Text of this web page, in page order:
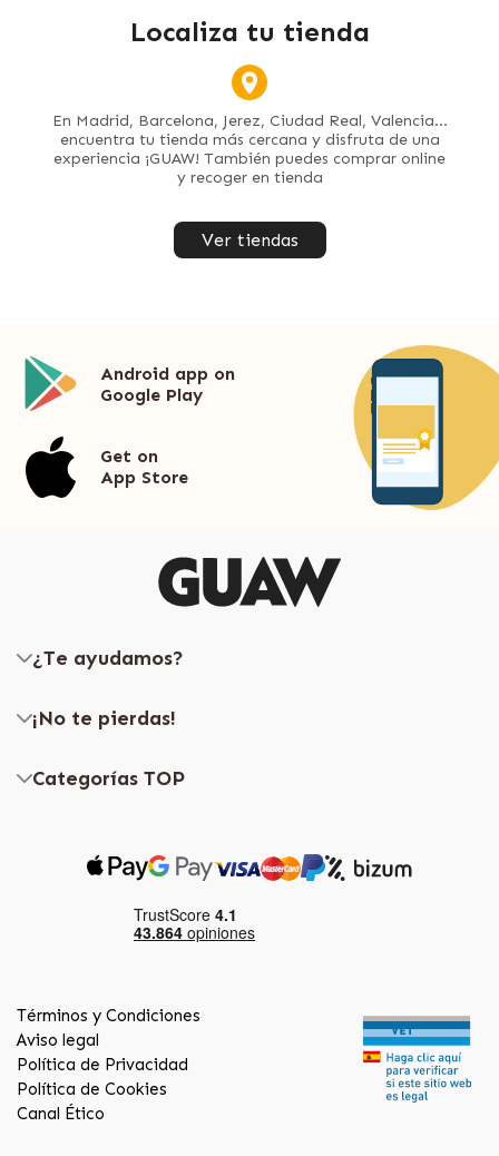
Localiza tu tienda
En Madrid, Barcelona, Jerez, Ciudad Real, Valencia...
encuentra tu tienda más cercana y disfruta de una
experiencia ¡GUAW! También puedes comprar online
y recoger en tienda
Ver tiendas
Android app on
Google Play
Get on
App Store
¿Te ayudamos?
¡No te pierdas!
Categorías TOP
Términos y Condiciones
Aviso legal
Política de Privacidad
Política de Cookies
Canal Ético